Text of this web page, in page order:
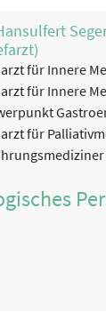
funktionelle
für Innere
für Innere
für